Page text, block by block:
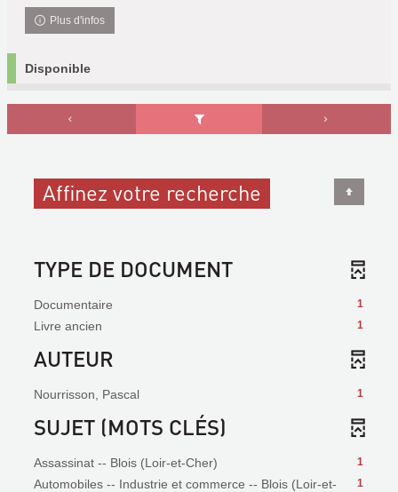
Plus d'infos
Disponible
Affinez votre recherche
TYPE DE DOCUMENT
1
Documentaire
1
Livre ancien
AUTEUR
1
Nourrisson, Pascal
SUJET (MOTS CLÉS)
1
Assassinat -- Blois (Loir-et-Cher)
1
Automobiles -- Industrie et commerce -- Blois (Loir-et-